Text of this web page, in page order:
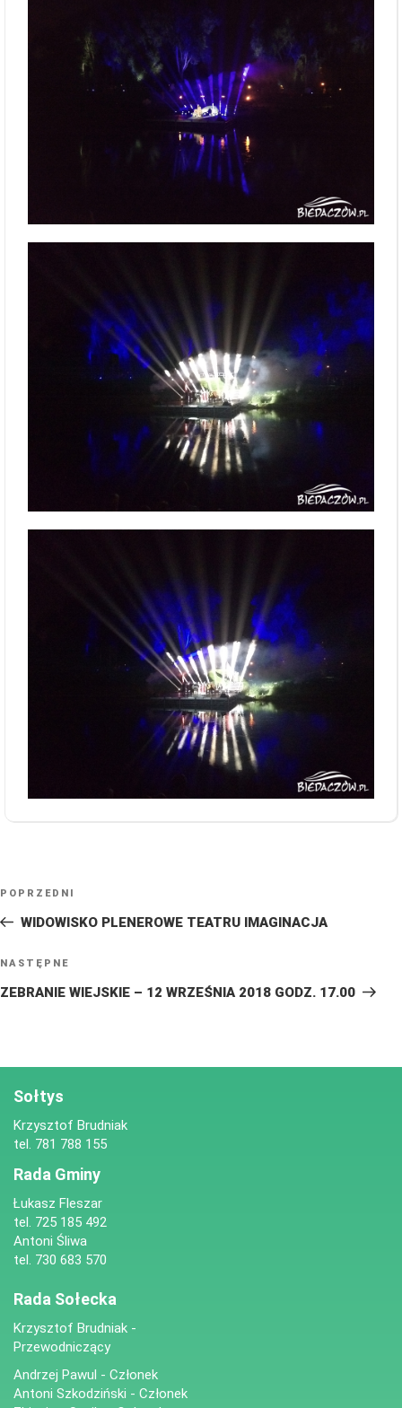
WPISU
Poprzedni
wpis
POPRZEDNI
WIDOWISKO PLENEROWE TEATRU IMAGINACJA
Następny
wpis
NASTĘPNE
ZEBRANIE WIEJSKIE – 12 WRZEŚNIA 2018 GODZ. 17.00
Sołtys
Krzysztof Brudniak
tel. 781 788 155
Rada Gminy
Łukasz Fleszar
tel. 725 185 492
Antoni Śliwa
tel. 730 683 570
Rada Sołecka
Krzysztof Brudniak -
Przewodniczący
Andrzej Pawul - Członek
Antoni Szkodziński - Członek